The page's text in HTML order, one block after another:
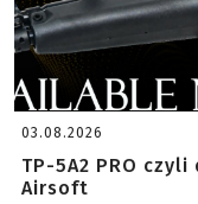
03.08.2026
TP-5A2 PRO
Airsoft